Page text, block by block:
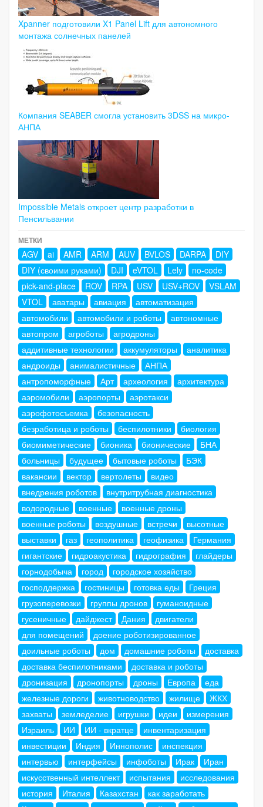
Xpanner подготовили X1 Panel Lift для автономного
монтажа солнечных панелей
Компания SEABER смогла установить 3DSS на микро-
АНПА
Impossible Metals откроет центр разработки в
Пенсильвании
МЕТКИ
AGV ai AMR ARM AUV BVLOS DARPA
DIY
DIY (своими руками)
DJI eVTOL Lely
no-code
pick-and-place
ROV RPA USV USV+ROV
VSLAM
VTOL
аватары авиация
автоматизация
автомобили
автомобили и роботы
автономные
автопром
агроботы
агродроны
аддитивные технологии
аккумуляторы
аналитика
андроиды
анималистичные
АНПА
антропоморфные
Арт археология
архитектура
аэромобили
аэропорты
аэротакси
аэрофотосъемка
безопасность
безработица и роботы
беспилотники
биология
биомиметические
бионика бионические
БНА
больницы
будущее бытовые роботы
БЭК
вакансии
вектор вертолеты
видео
внедрения роботов
внутритрубная диагностика
водородные
военные
военные дроны
военные роботы
воздушные встречи
высотные
выставки
газ геополитика геофизика
Германия
гигантские
гидроакустика гидрография
глайдеры
горнодобыча
город
городское хозяйство
господдержка
гостиницы готовка еды
Греция
грузоперевозки
группы дронов
гуманоидные
гусеничные
дайджест Дания
двигатели
для помещений
доение роботизированное
доильные роботы
дом домашние роботы
доставка
доставка беспилотниками
доставка и роботы
дронизация
дронопорты дроны Европа
еда
железные дороги
животноводство жилище
ЖКХ
захваты
земледелие игрушки идеи
измерения
Израиль
ИИ ИИ - вкратце
инвентаризация
инвестиции
Индия Иннополис
инспекция
интервью
интерфейсы инфоботы Ирак
Иран
искусственный интеллект
испытания
исследования
история
Италия Казахстан
как заработать